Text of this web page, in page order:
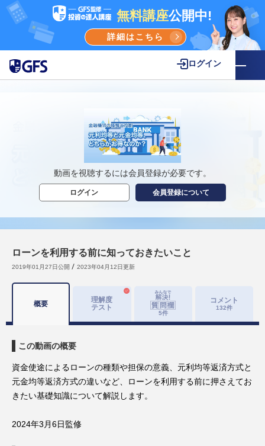
無料講座公開中!
詳細はこちら
ログイン
動画を視聴するには会員登録が必要です。
ログイン 会員登録について
ローンを利用する前に知っておきたいこと
2019年01月27日公開 2023年04月12日更新
概要
理解度
テスト
5件
コメント
132件
この動画の概要
資金使途によるローンの種類や担保の意義、元利均等返済方式と
元金均等返済方式の違いなど、ローンを利用する前に押さえてお
きたい基礎知識について解説します。
2024年3月6日監修